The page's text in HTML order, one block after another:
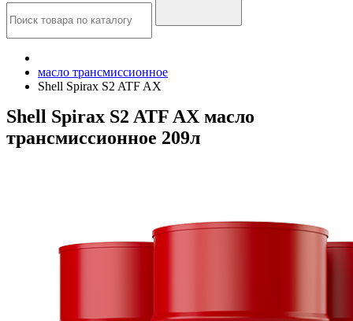
масло трансмиссионное
Shell Spirax S2 ATF AX
Shell Spirax S2 ATF AX масло
трансмиссионное 209л